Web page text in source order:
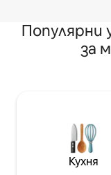
за
Кухня